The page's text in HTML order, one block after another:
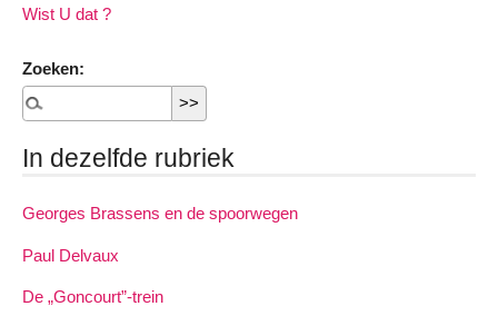
Wist U dat ?
Zoeken:
In dezelfde rubriek
Georges Brassens en de spoorwegen
Paul Delvaux
De „Goncourt”-trein